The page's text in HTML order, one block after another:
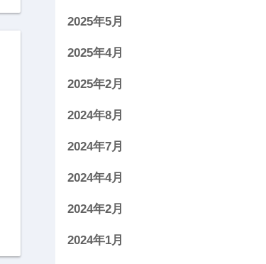
2025年5月
2025年4月
2025年2月
2024年8月
2024年7月
2024年4月
2024年2月
2024年1月